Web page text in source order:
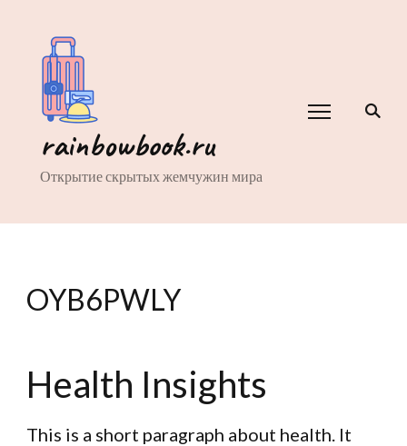
rainbowbook.ru
Открытие скрытых жемчужин мира
OYB6PWLY
Health Insights
This is a short paragraph about health. It